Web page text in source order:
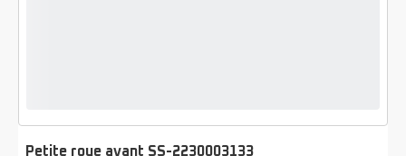
Petite roue avant SS-2230003133